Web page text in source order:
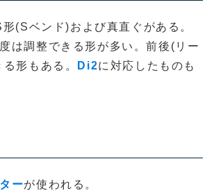
(Sベンド)および真直ぐがある。
は調整できる形が多い。前後(リー
形もある。
Di2に対応したものも
ーが使われる。